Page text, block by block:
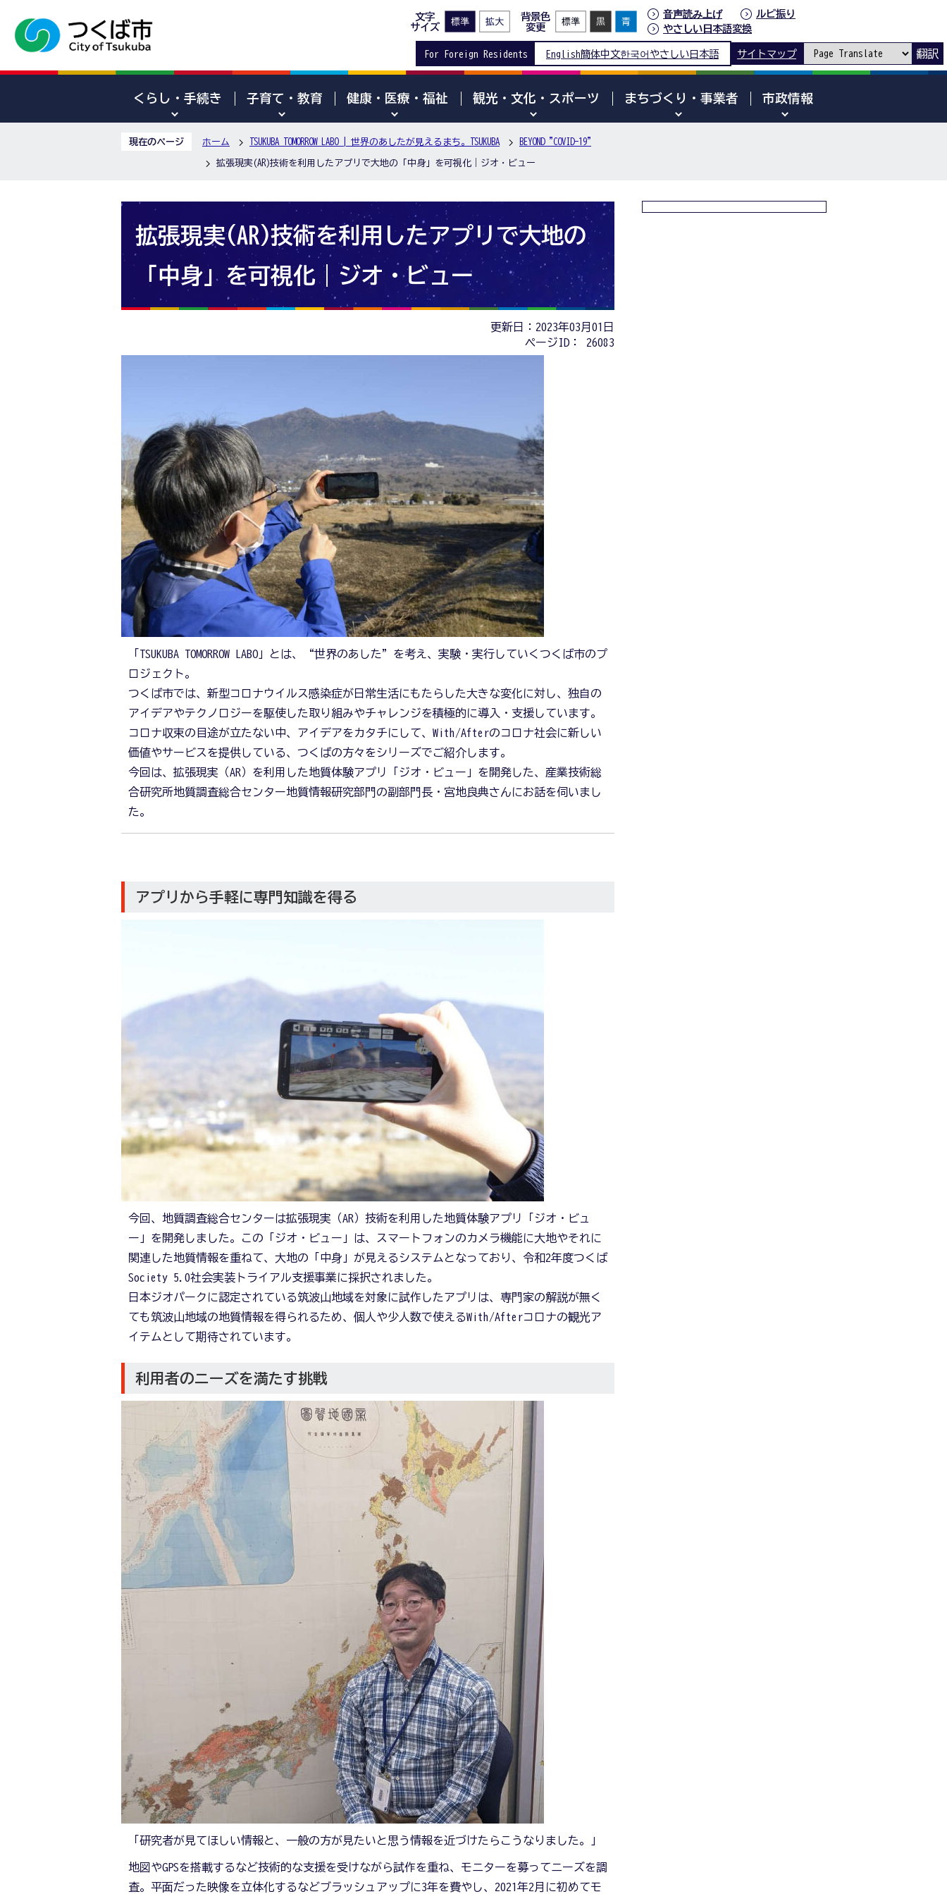
文字
サイズ
背景色
変更
音声読み上げ
ルビ振り
やさしい日本語変換
For Foreign Residents English簡体中文한국어 やさしい日本語 サイトマップ 翻訳
くらし・手続き 子育て・教育 健康・医療・福祉 観光・文化・スポーツ まちづくり・事業者 市政情報
現在のページ ホーム TSUKUBA TOMORROW LABO | 世界のあしたが見えるまち。TSUKUBA BEYOND "COVID-19"
拡張現実(AR)技術を利用したアプリで大地の「中身」を可視化｜ジオ・ビュー
拡張現実(AR)技術を利用したアプリで大地の
「中身」を可視化｜ジオ・ビュー
更新日：2023年03月01日
ページID：
26083
「TSUKUBA TOMORROW LABO」とは、“世界のあした”を考え、実験・実行していくつくば市のプ
ロジェクト。
つくば市では、新型コロナウイルス感染症が日常生活にもたらした大きな変化に対し、独自の
アイデアやテクノロジーを駆使した取り組みやチャレンジを積極的に導入・支援しています。
コロナ収束の目途が立たない中、アイデアをカタチにして、With/Afterのコロナ社会に新しい
価値やサービスを提供している、つくばの方々をシリーズでご紹介します。
今回は、拡張現実（AR）を利用した地質体験アプリ「ジオ・ビュー」を開発した、産業技術総
合研究所地質調査総合センター地質情報研究部門の副部門長・宮地良典さんにお話を伺いまし
た。
アプリから手軽に専門知識を得る
今回、地質調査総合センターは拡張現実（AR）技術を利用した地質体験アプリ「ジオ・ビュ
ー」を開発しました。この「ジオ・ビュー」は、スマートフォンのカメラ機能に大地やそれに
関連した地質情報を重ねて、大地の「中身」が見えるシステムとなっており、令和2年度つくば
Society 5.0社会実装トライアル支援事業に採択されました。
日本ジオパークに認定されている筑波山地域を対象に試作したアプリは、専門家の解説が無く
ても筑波山地域の地質情報を得られるため、個人や少人数で使えるWith/Afterコロナの観光ア
イテムとして期待されています。
利用者のニーズを満たす挑戦
「研究者が見てほしい情報と、一般の方が見たいと思う情報を近づけたらこうなりました。」
地図やGPSを搭載するなど技術的な支援を受けながら試作を重ね、モニターを募ってニーズを調
査。平面だった映像を立体化するなどブラッシュアップに3年を費やし、2021年2月に初めてモ